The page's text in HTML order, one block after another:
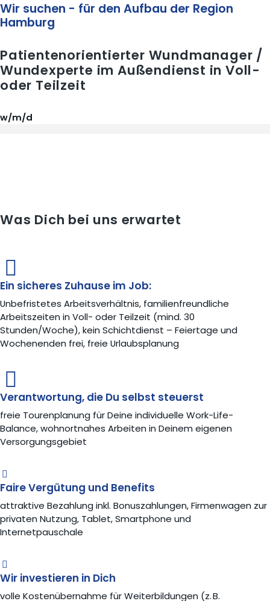
Wir suchen - für den Aufbau der Region
Hamburg
Patientenorientierter Wundmanager /
Wundexperte im Außendienst in Voll-
oder Teilzeit
w/m/d
Was Dich bei uns erwartet
Ein sicheres Zuhause im Job:
Unbefristetes Arbeitsverhältnis, familienfreundliche
Arbeitszeiten in Voll- oder Teilzeit (mind. 30
Stunden/Woche), kein Schichtdienst – Feiertage und
Wochenenden frei, freie Urlaubsplanung
Verantwortung, die Du selbst steuerst
freie Tourenplanung für Deine individuelle Work-Life-
Balance, wohnortnahes Arbeiten in Deinem eigenen
Versorgungsgebiet
Faire Vergütung und Benefits
attraktive Bezahlung inkl. Bonuszahlungen, Firmenwagen zur
privaten Nutzung, Tablet, Smartphone und
Internetpauschale
Wir investieren in Dich
volle Kostenübernahme für Weiterbildungen (z. B.